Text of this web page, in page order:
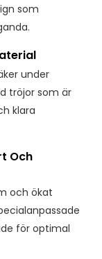
som
under
tröjor som är
klara
Och
och ökat
för optimal